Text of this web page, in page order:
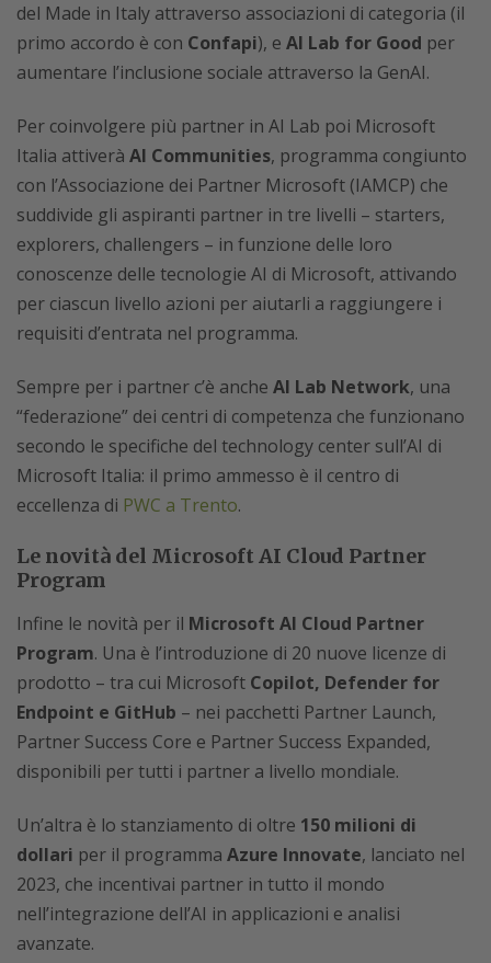
del Made in Italy attraverso associazioni di categoria (il
primo accordo è con Confapi), e AI Lab for Good per
aumentare l’inclusione sociale attraverso la GenAI.
Per coinvolgere più partner in AI Lab poi Microsoft
Italia attiverà AI Communities, programma congiunto
con l’Associazione dei Partner Microsoft (IAMCP) che
suddivide gli aspiranti partner in tre livelli – starters,
explorers, challengers – in funzione delle loro
conoscenze delle tecnologie AI di Microsoft, attivando
per ciascun livello azioni per aiutarli a raggiungere i
requisiti d’entrata nel programma.
Sempre per i partner c’è anche AI Lab Network, una
“federazione” dei centri di competenza che funzionano
secondo le specifiche del technology center sull’AI di
Microsoft Italia: il primo ammesso è il centro di
eccellenza di PWC a Trento.
Le novità del Microsoft AI Cloud Partner
Program
Infine le novità per il Microsoft AI Cloud Partner
Program. Una è l’introduzione di 20 nuove licenze di
prodotto – tra cui Microsoft Copilot, Defender for
Endpoint e GitHub – nei pacchetti Partner Launch,
Partner Success Core e Partner Success Expanded,
disponibili per tutti i partner a livello mondiale.
Un’altra è lo stanziamento di oltre 150 milioni di
dollari per il programma Azure Innovate, lanciato nel
2023, che incentivai partner in tutto il mondo
nell’integrazione dell’AI in applicazioni e analisi
avanzate.